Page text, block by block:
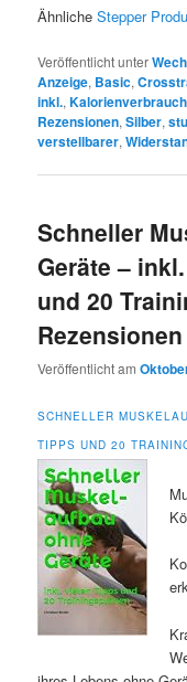
ÄhnlicheStepper
Veröffentlicht unter
Anzeige, Basic,
inkl.,Kalorienverbrauch
Rezensionen,Silber,
verstellbarer,
Schneller
Geräte –
und 20
Rezensionen
Veröffentlicht am
SCHNELLER
TIPPS UND 20